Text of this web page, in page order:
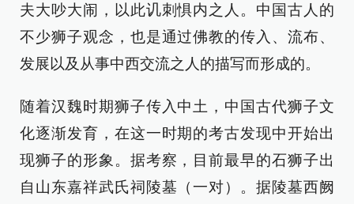
夫大吵大闹，以此讥刺惧内之人。中国古人的
不少狮子观念，也是通过佛教的传入、流布、
发展以及从事中西交流之人的描写而形成的。
随着汉魏时期狮子传入中土，中国古代狮子文
化逐渐发育，在这一时期的考古发现中开始出
现狮子的形象。据考察，目前最早的石狮子出
自山东嘉祥武氏祠陵墓（一对）。据陵墓西阙